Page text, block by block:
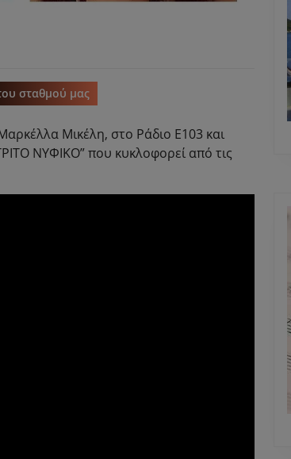
σταθμού μας
Μικέλη, στο Ράδιο Ε103 και
ΝΥΦΙΚΟ” που κυκλοφορεί από τις